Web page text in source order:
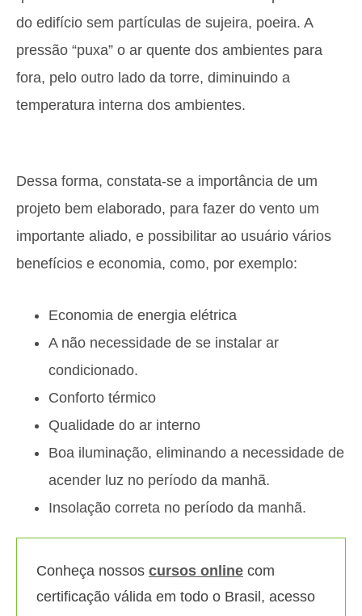
do edifício sem partículas de sujeira, poeira. A
pressão “puxa” o ar quente dos ambientes para
fora, pelo outro lado da torre, diminuindo a
temperatura interna dos ambientes.
Dessa forma, constata-se a importância de um
projeto bem elaborado, para fazer do vento um
importante aliado, e possibilitar ao usuário vários
benefícios e economia, como, por exemplo:
Economia de energia elétrica
A não necessidade de se instalar ar
condicionado.
Conforto térmico
Qualidade do ar interno
Boa iluminação, eliminando a necessidade de
acender luz no período da manhã.
Insolação correta no período da manhã.
Conheça nossos cursos online com
certificação válida em todo o Brasil, acesso